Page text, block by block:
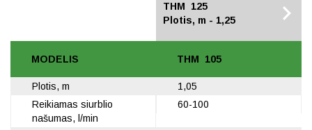
MODELIS
Plotis, m
Reikiamas siurblio
našumas, l/min
THM 105
1,05
60-100
THM 125
Plotis, m - 1,25